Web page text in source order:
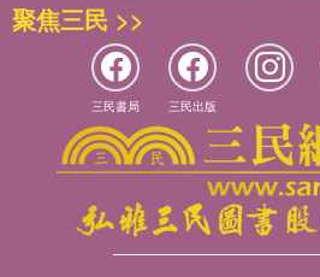
聚焦三民 >>
三民書局 三民出版